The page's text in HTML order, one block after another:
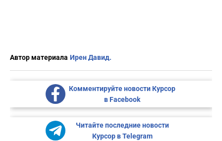
Автор материала Ирен Давид.
Комментируйте новости Курсор
в Facebook
Читайте последние новости
Курсор в Telegram